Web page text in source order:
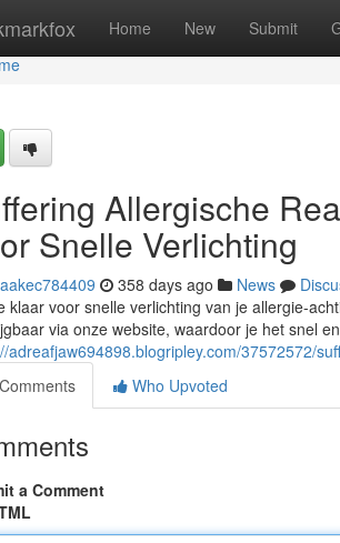
Home New Submit
Allergische
Snelle Verlichting
358 days ago News
klaar voor snelle verlichting van je allergie-
via onze website, waardoor je het snel
adreafjaw694898.blogripley.com/37572572/
Comments
Who Upvoted
a Comment